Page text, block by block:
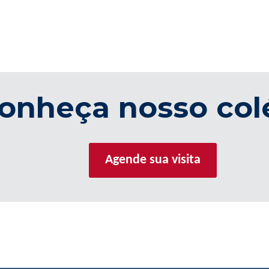
nosso
Agende sua visita